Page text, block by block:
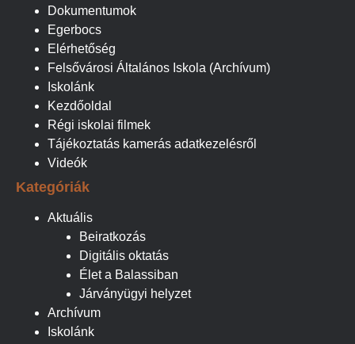
Dokumentumok
Egerbocs
Elérhetőség
Felsővárosi Általános Iskola (Archívum)
Iskolánk
Kezdőoldal
Régi iskolai filmek
Tájékoztatás kamerás adatkezelésről
Videók
Kategóriák
Aktuális
Beiratkozás
Digitális oktatás
Élet a Balassiban
Járványügyi helyzet
Archívum
Iskolánk